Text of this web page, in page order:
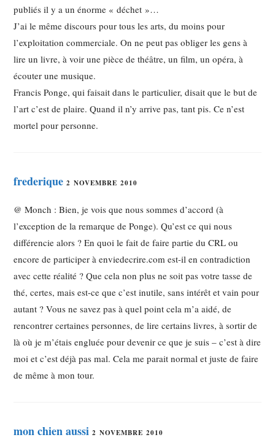
publiés il y a un énorme « déchet »…
J’ai le même discours pour tous les arts, du moins pour
l’exploitation commerciale. On ne peut pas obliger les gens à
lire un livre, à voir une pièce de théâtre, un film, un opéra, à
écouter une musique.
Francis Ponge, qui faisait dans le particulier, disait que le but de
l’art c’est de plaire. Quand il n’y arrive pas, tant pis. Ce n’est
mortel pour personne.
frederique 2 NOVEMBRE 2010
@ Monch : Bien, je vois que nous sommes d’accord (à
l’exception de la remarque de Ponge). Qu’est ce qui nous
différencie alors ? En quoi le fait de faire partie du CRL ou
encore de participer à enviedecrire.com est-il en contradiction
avec cette réalité ? Que cela non plus ne soit pas votre tasse de
thé, certes, mais est-ce que c’est inutile, sans intérêt et vain pour
autant ? Vous ne savez pas à quel point cela m’a aidé, de
rencontrer certaines personnes, de lire certains livres, à sortir de
là où je m’étais engluée pour devenir ce que je suis – c’est à dire
moi et c’est déjà pas mal. Cela me parait normal et juste de faire
de même à mon tour.
mon chien aussi 2 NOVEMBRE 2010